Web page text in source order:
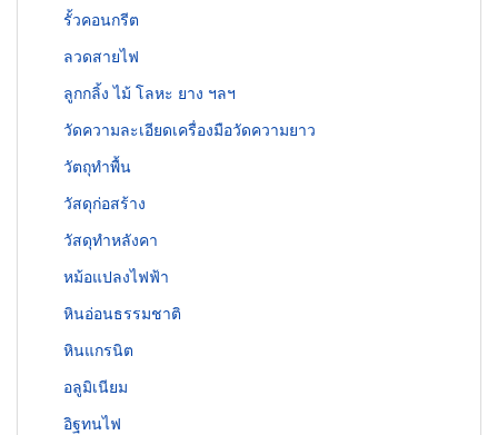
รั้วคอนกรีต
ลวดสายไฟ
ลูกกลิ้ง ไม้ โลหะ ยาง ฯลฯ
วัดความละเอียดเครื่องมือวัดความยาว
วัตถุทำพื้น
วัสดุก่อสร้าง
วัสดุทำหลังคา
หม้อแปลงไฟฟ้า
หินอ่อนธรรมชาติ
หินแกรนิต
อลูมิเนียม
อิฐทนไฟ